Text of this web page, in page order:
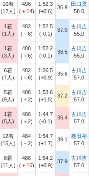
10着
(12人)
496
(＋14)
1:52.3
(+0.6)
36.9
田口貫
58.0
1着
(1人)
482
(－6)
1:52.5
(-0.1)
37.0
古川吉
55.0
1着
(3人)
488
(＋6)
1:52.2
(-0.1)
36.5
古川吉
55.0
6着
(7人)
482
(－6)
1:36.5
(+0.9)
35.6
古川吉
57.0
5着
(9人)
488
(＋2)
1:53.6
(+1.5)
37.2
古川吉
57.0
1着
(5人)
486
(＋2)
1:44.7
(-0.1)
35.4
古川吉
57.0
12着
(15人)
484
(－2)
1:54.7
(+1.7)
39.1
菱田裕
57.0
8着
(11人)
486
(＋16)
1:54.2
(+0.9)
37.9
古川吉
57.0